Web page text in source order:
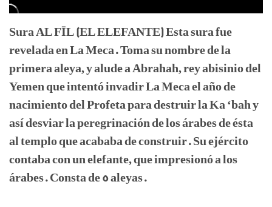
Sura AL FĪL (EL ELEFANTE) Esta sura fue
revelada en La Meca. Toma su nombre de la
primera aleya, y alude a Abrahah, rey abisinio del
Yemen que intentó invadir La Meca el año de
nacimiento del Profeta para destruir la Ka ‘bah y
así desviar la peregrinación de los árabes de ésta
al templo que acababa de construir. Su ejército
contaba con un elefante, que impresionó a los
árabes. Consta de 5 aleyas.